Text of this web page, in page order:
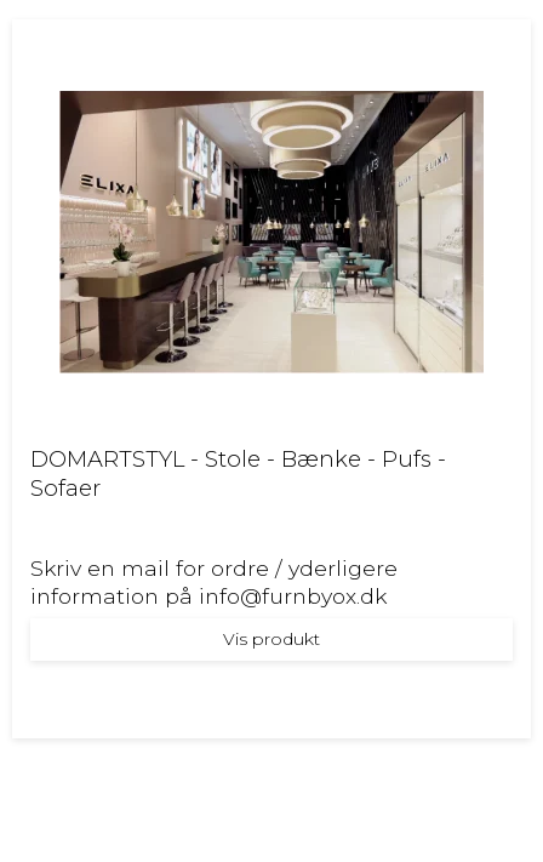
DOMARTSTYL - Stole - Bænke - Pufs -
Sofaer
Skriv en mail for ordre / yderligere
information på info@furnbyox.dk
Vis produkt